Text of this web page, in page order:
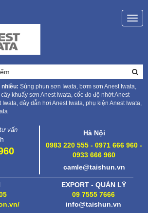
Súng phun sơn Iwata, bơm sơn Anest Iwata,
khuấy sơn Anest Iwata, cốc đo độ nhớt Anest
Iwata, dây dẫn hơi Anest Iwata, phụ kiện Anest Iwata,
vấn
Hà Nội
0983 220 555 - 0971 666 960 -
0933 666 960
camle@taishun.vn
EXPORT - QUẢN LÝ
09 7555 7666
info@taishun.vn